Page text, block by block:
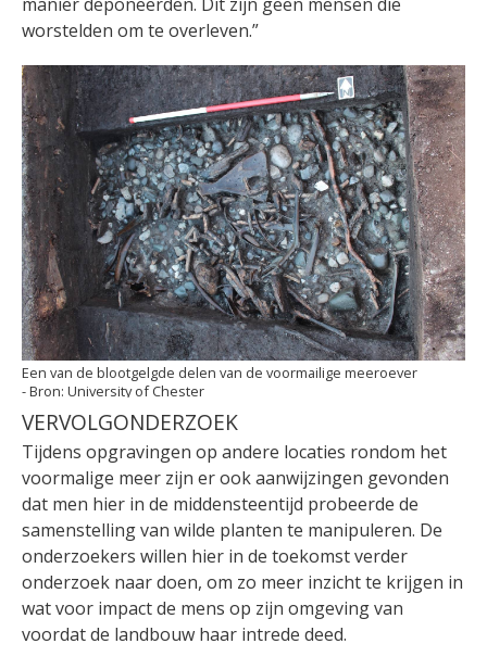
worstelden om te overleven.”
Een van de blootgelgde delen van de voormailige meeroever
University of Chester
VERVOLGONDERZOEK
Tijdens opgravingen op andere locaties rondom het
voormalige meer zijn er ook aanwijzingen gevonden
dat men hier in de middensteentijd probeerde de
samenstelling van wilde planten te manipuleren. De
onderzoekers willen hier in de toekomst verder
onderzoek naar doen, om zo meer inzicht te krijgen in
wat voor impact de mens op zijn omgeving van
voordat de landbouw haar intrede deed.